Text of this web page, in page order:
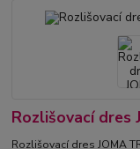
Rozlišovací dres
Rozlišovací dres JOMA